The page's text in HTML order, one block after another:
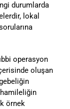
durumlarda
lokal
operasyon
oluşan
örnek